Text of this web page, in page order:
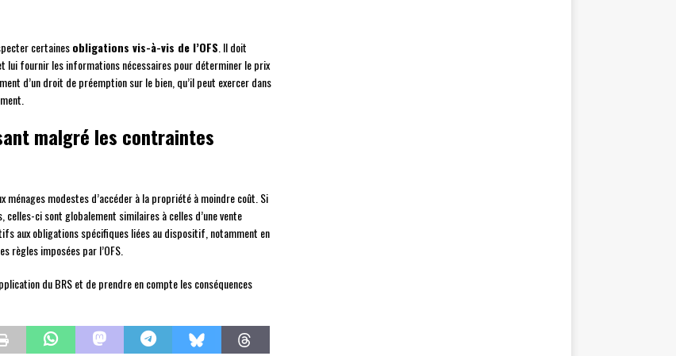
certainesobligations vis-à-vis de l’OFS . Il doit
lui fournir les informations nécessaires pour déterminer le prix
d’un droit de préemption sur le bien, qu’il peut exercer dans
malgré les contraintes
modestes d’accéder à la propriété à moindre coût. Si
ci sont globalement similaires à celles d’une vente
aux obligations spécifiques liées au dispositif, notamment en
règles imposées par l’OFS.
du BRS et de prendre en compte les conséquences